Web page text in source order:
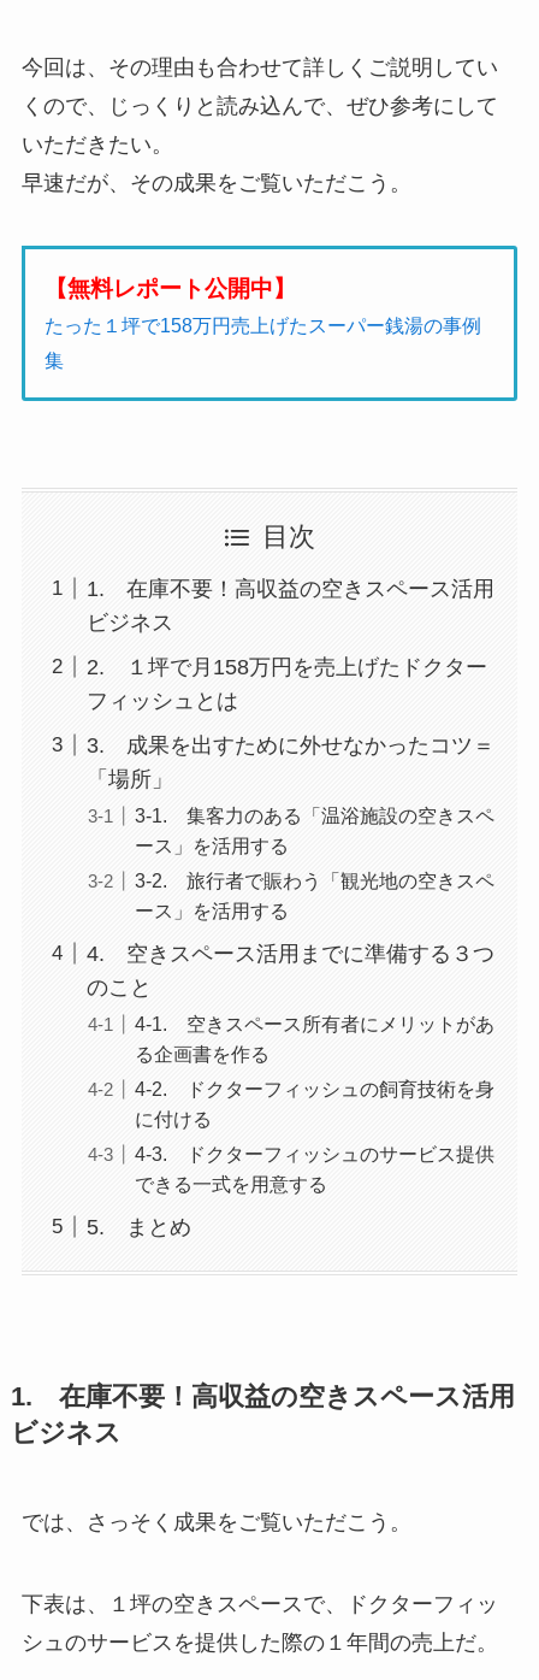
今回は、その理由も合わせて詳しくご説明してい
くので、じっくりと読み込んで、ぜひ参考にして
いただきたい。
早速だが、その成果をご覧いただこう。
【無料レポート公開中】
たった１坪で158万円売上げたスーパー銭湯の事例
集
目次
1. 在庫不要！高収益の空きスペース活用
ビジネス
2. １坪で月158万円を売上げたドクター
フィッシュとは
3. 成果を出すために外せなかったコツ＝
「場所」
3-1. 集客力のある「温浴施設の空きスペ
ース」を活用する
3-2. 旅行者で賑わう「観光地の空きスペ
ース」を活用する
4. 空きスペース活用までに準備する３つ
のこと
4-1. 空きスペース所有者にメリットがあ
る企画書を作る
4-2. ドクターフィッシュの飼育技術を身
に付ける
4-3. ドクターフィッシュのサービス提供
できる一式を用意する
5. まとめ
1. 在庫不要！高収益の空きスペース活用
ビジネス
では、さっそく成果をご覧いただこう。
下表は、１坪の空きスペースで、ドクターフィッ
シュのサービスを提供した際の１年間の売上だ。